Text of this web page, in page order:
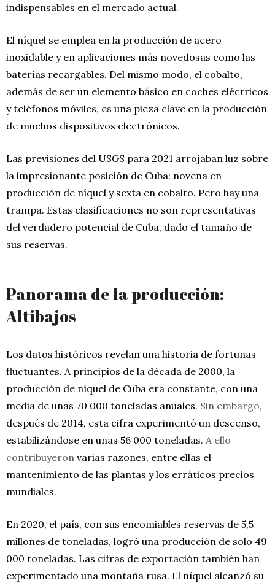
indispensables en el mercado actual.
El níquel se emplea en la producción de acero
inoxidable y en aplicaciones más novedosas como las
baterías recargables. Del mismo modo, el cobalto,
además de ser un elemento básico en coches eléctricos
y teléfonos móviles, es una pieza clave en la producción
de muchos dispositivos electrónicos.
Las previsiones del USGS para 2021 arrojaban luz sobre
la impresionante posición de Cuba: novena en
producción de níquel y sexta en cobalto. Pero hay una
trampa. Estas clasificaciones no son representativas
del verdadero potencial de Cuba, dado el tamaño de
sus reservas.
Panorama de la producción:
Altibajos
Los datos históricos revelan una historia de fortunas
fluctuantes. A principios de la década de 2000, la
producción de níquel de Cuba era constante, con una
media de unas 70 000 toneladas anuales. Sin embargo,
después de 2014, esta cifra experimentó un descenso,
estabilizándose en unas 56 000 toneladas. A ello
contribuyeron varias razones, entre ellas el
mantenimiento de las plantas y los erráticos precios
mundiales.
En 2020, el país, con sus encomiables reservas de 5,5
millones de toneladas, logró una producción de solo 49
000 toneladas. Las cifras de exportación también han
experimentado una montaña rusa. El níquel alcanzó su